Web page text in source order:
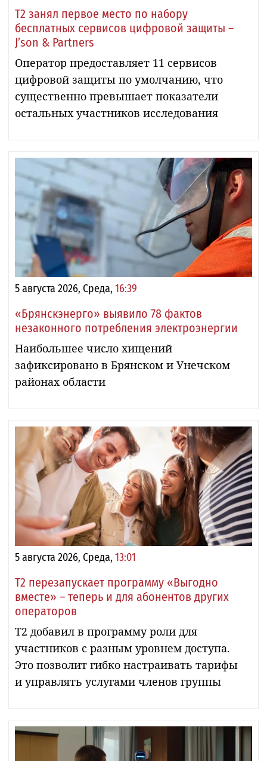
Т2 занял первое место по набору
бесплатных сервисов цифровой защиты –
J’son & Partners
Оператор предоставляет 11 сервисов
цифровой защиты по умолчанию, что
существенно превышает показатели
остальных участников исследования
5 августа 2026, Среда, 16:39
«Брянскэнерго» выявило 78 фактов
незаконного потребления электроэнергии
Наибольшее число хищений
зафиксировано в Брянском и Унечском
районах области
5 августа 2026, Среда, 13:01
Т2 перезапускает программу «Выгодно
вместе» – теперь и для абонентов других
операторов
Т2 добавил в программу роли для
участников с разным уровнем доступа.
Это позволит гибко настраивать тарифы
и управлять услугами членов группы